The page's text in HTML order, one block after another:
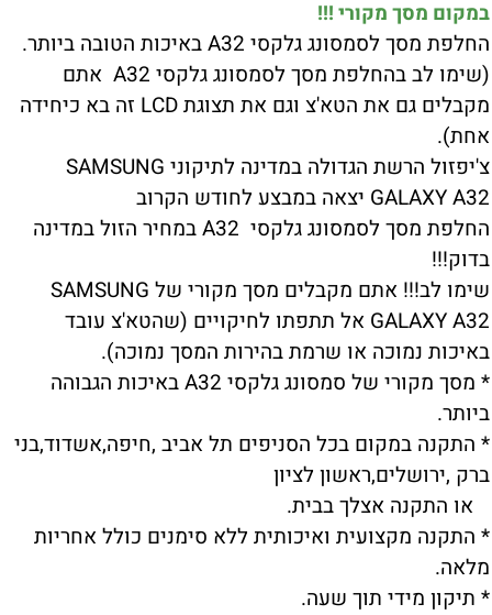
במקום מסך מקורי !!!
החלפת מסך לסמסונג גלקסי A32 באיכות הטובה ביותר.
(שימו לב בהחלפת מסך לסמסונג גלקסי A32 אתם
מקבלים גם את הטא'צ וגם את תצוגת LCD זה בא כיחידה
אחת).
צ'יפזול הרשת הגדולה במדינה לתיקוני SAMSUNG
GALAXY A32 יצאה במבצע לחודש הקרוב
החלפת מסך לסמסונג גלקסי A32 במחיר הזול במדינה
בדוק!!!
שימו לב!!! אתם מקבלים מסך מקורי של SAMSUNG
GALAXY A32 אל תתפתו לחיקויים (שהטא'צ עובד
באיכות נמוכה או שרמת בהירות המסך נמוכה).
* מסך מקורי של סמסונג גלקסי A32 באיכות הגבוהה
ביותר.
* התקנה במקום בכל הסניפים תל אביב ,חיפה,אשדוד,בני
ברק ,ירושלים,ראשון לציון
או התקנה אצלך בבית.
* התקנה מקצועית ואיכותית ללא סימנים כולל אחריות
מלאה.
* תיקון מידי תוך שעה.